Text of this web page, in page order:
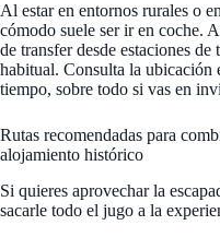
Al estar en entornos rurales o
cómodo suele ser ir en coche.
de transfer desde estaciones
habitual. Consulta la ubicación
tiempo, sobre todo si vas en
Rutas recomendadas para
alojamiento histórico
Si quieres aprovechar la
sacarle todo el jugo a la